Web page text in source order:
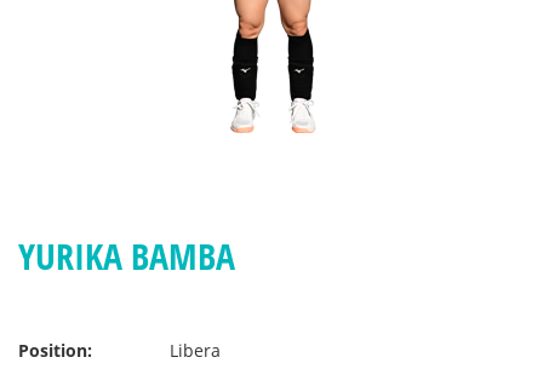
YURIKA BAMBA
Position: Libera